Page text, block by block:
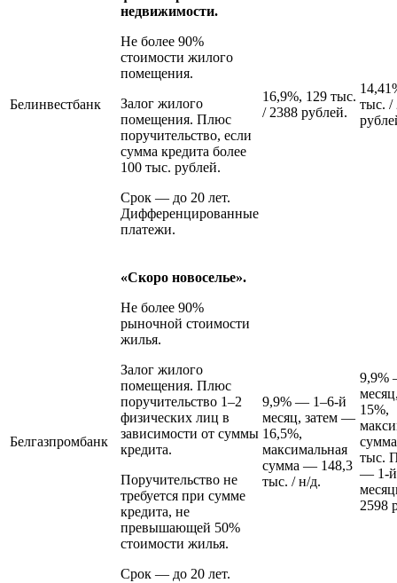
Белинвестбанк
недвижимости.
Не более 90%
стоимости жилого
помещения.
Залог жилого
помещения. Плюс
поручительство, если
сумма кредита более
100 тыс. рублей.
Срок — до 20 лет.
Дифференцированные
платежи.
16,9%, 129 тыс.
/ 2388 рублей.
тыс. /
Белгазпромбанк
«Скоро новоселье».
Не более 90%
рыночной стоимости
жилья.
Залог жилого
помещения. Плюс
поручительство 1–2
физических лиц в
зависимости от суммы
кредита.
Поручительство не
требуется при сумме
кредита, не
превышающей 50%
стоимости жилья.
Срок — до 20 лет.
9,9% — 1–6-й
месяц, затем —
16,5%,
максимальная
сумма — 148,3
тыс. / н/д.
9,9%
15%,
тыс.
— 1-й
2598